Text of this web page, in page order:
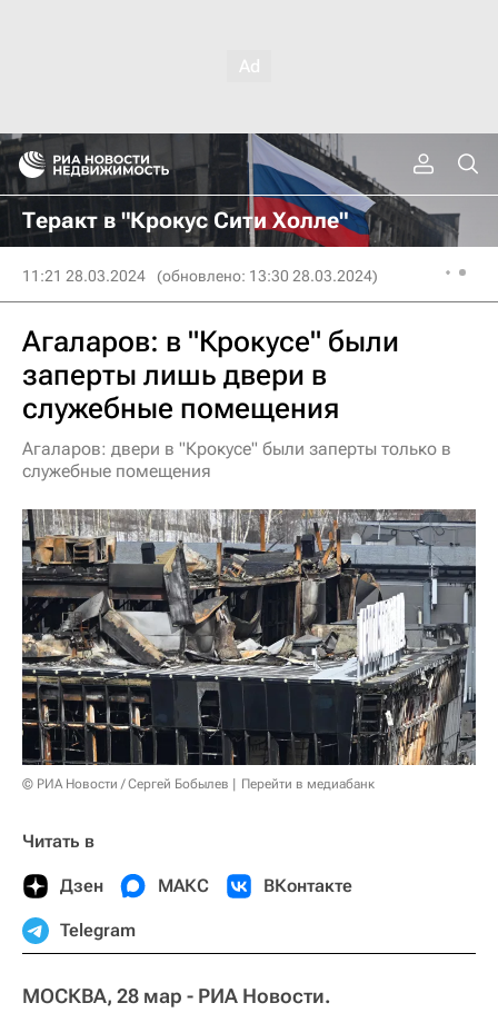
Теракт в "Крокус Сити Холле"
11:21 28.03.2024 (обновлено: 13:30 28.03.2024)
Агаларов: в "Крокусе" были
заперты лишь двери в
служебные помещения
Агаларов: двери в "Крокусе" были заперты только в
служебные помещения
© РИА Новости / Сергей Бобылев Перейти в медиабанк
Читать в
Дзен МАКС ВКонтакте
Telegram
МОСКВА, 28 мар - РИА Новости.